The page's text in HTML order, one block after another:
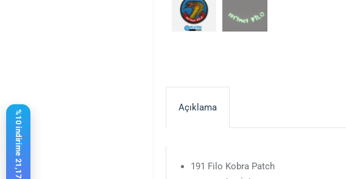
Açıklama
191 Filo Kobra Patch
%10 indirime 21,17 $ kaldı